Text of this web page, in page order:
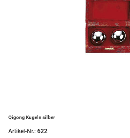
Qigong Kugeln silber
Artikel-Nr.: 622